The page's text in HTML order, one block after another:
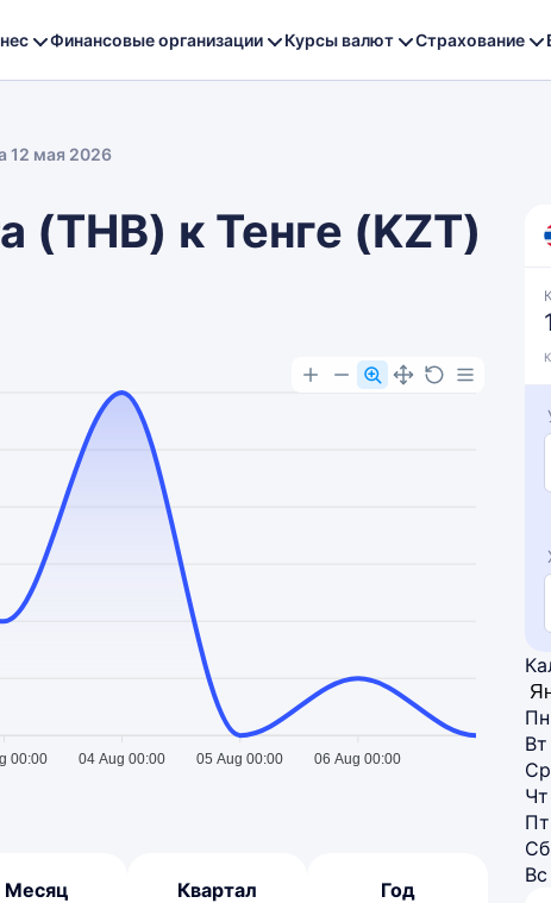
Финансовые организации Курсы валют Страхование
12 мая 2026
(THB) к Тенге (KZT)
00:00 04 Aug 00:00 05 Aug 00:00 06 Aug 00:00
Месяц
Квартал
Год
Пн
Вт
Ср
Чт
Пт
Сб
Вс